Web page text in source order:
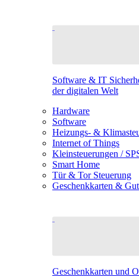
Software & IT
der digitalen Welt
Hardware
Software
Heizungs- &
Internet of Things
Kleinsteuerungen /
Smart Home
Tür & Tor Steuerung
Geschenkkarten &
Geschenkkarten und